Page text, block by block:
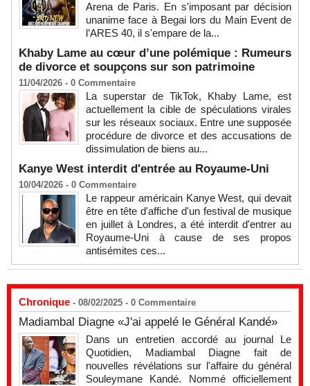
Arena de Paris. En s'imposant par décision
unanime face à Begai lors du Main Event de
l’ARES 40, il s'empare de la...
Khaby Lame au cœur d’une polémique : Rumeurs
de divorce et soupçons sur son patrimoine
11/04/2026 - 0 Commentaire
La superstar de TikTok, Khaby Lame, est
actuellement la cible de spéculations virales
sur les réseaux sociaux. Entre une supposée
procédure de divorce et des accusations de
dissimulation de biens au...
Kanye West interdit d'entrée au Royaume-Uni
10/04/2026 - 0 Commentaire
Le rappeur américain Kanye West, qui devait
être en tête d'affiche d'un festival de musique
en juillet à Londres, a été interdit d'entrer au
Royaume-Uni à cause de ses propos
antisémites ces...
Chronique - 08/02/2025 - 0 Commentaire
Madiambal Diagne «J'ai appelé le Général Kandé»
Dans un entretien accordé au journal Le
Quotidien, Madiambal Diagne fait de
nouvelles révélations sur l'affaire du général
Souleymane Kandé. Nommé officiellement